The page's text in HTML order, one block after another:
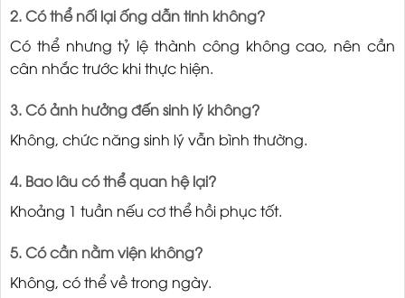
2. Có thể nối lại ống dẫn tinh không?
Có thể nhưng tỷ lệ thành công không cao, nên cần
cân nhắc trước khi thực hiện.
3. Có ảnh hưởng đến sinh lý không?
Không, chức năng sinh lý vẫn bình thường.
4. Bao lâu có thể quan hệ lại?
Khoảng 1 tuần nếu cơ thể hồi phục tốt.
5. Có cần nằm viện không?
Không, có thể về trong ngày.